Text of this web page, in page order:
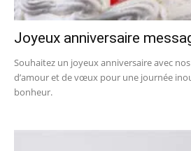
Joyeux anniversaire
Souhaitez un joyeux anniversaire avec
d’amour et de vœux pour une journée
bonheur.